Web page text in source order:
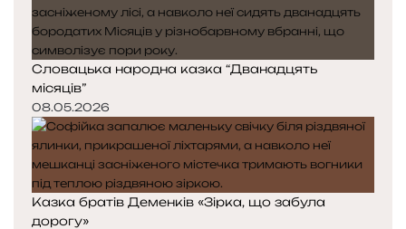
Словацька народна казка “Дванадцять
місяців”
08.05.2026
Казка братів Деменків «Зірка, що забула
дорогу»